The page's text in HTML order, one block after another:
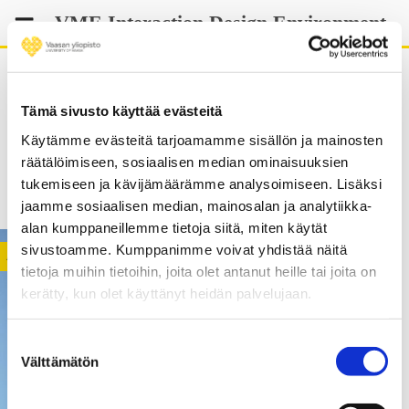
Tämä sivusto käyttää evästeitä
Käytämme evästeitä tarjoamamme sisällön ja mainosten
räätälöimiseen, sosiaalisen median ominaisuuksien
tukemiseen ja kävijämäärämme analysoimiseen. Lisäksi
jaamme sosiaalisen median, mainosalan ja analytiikka-
alan kumppaneillemme tietoja siitä, miten käytät
sivustoamme. Kumppanimme voivat yhdistää näitä
tietoja muihin tietoihin, joita olet antanut heille tai joita on
kerätty, kun olet käyttänyt heidän palvelujaan.
valinta
Välttämätön
Skip
content
VME Interaction Design Environment
equality
ACTIVITY